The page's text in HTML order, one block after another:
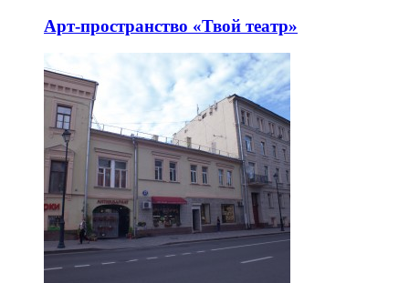
Арт-пространство «Твой театр»